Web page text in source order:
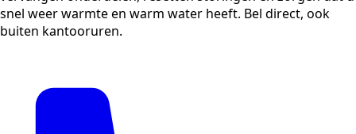
snel weer warmte en warm water heeft. Bel direct, ook
buiten kantooruren.